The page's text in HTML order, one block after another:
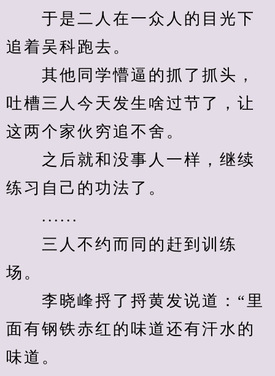
于是二人在一众人的目光下
追着吴科跑去。
其他同学懵逼的抓了抓头，
吐槽三人今天发生啥过节了，让
这两个家伙穷追不舍。
之后就和没事人一样，继续
练习自己的功法了。
......
三人不约而同的赶到训练
场。
李晓峰捋了捋黄发说道：“里
面有钢铁赤红的味道还有汗水的
味道。